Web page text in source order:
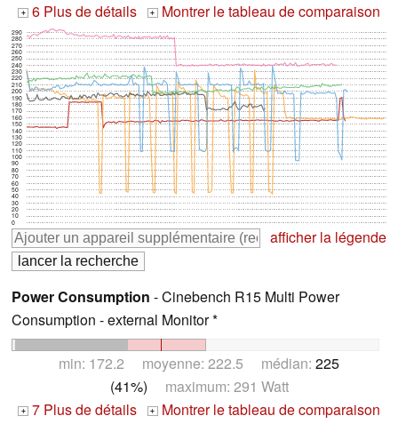
+ 6 Plus de détails + Montrer le tableau de comparaison
0
10
20
30
40
50
60
70
80
90
100
110
120
130
140
150
160
170
180
190
200
210
220
230
240
250
260
270
280
290
afficher la légende
Power Consumption - Cinebench R15 Multi Power
Consumption - external Monitor *
min: 172.2 moyenne: 222.5 médian: 225
(41%) maximum: 291 Watt
+ 7 Plus de détails + Montrer le tableau de comparaison